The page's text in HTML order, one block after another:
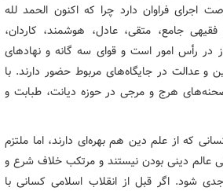
اجرای فراوان دارد چرا که اکنون الحمد لله
جامع، متقی، عادل، هوشمند، کاردان،
در رأس امور است و قوای سه گانه و نهادهای
و عدالت در جایگاه‌های مربوط حضور دارند. با
هرج و مرجی در حوزه دیانت، طبابت و
که از علم دین هم بهره‌ای دارند، اما ملتزم
عالم دینی بودن نیستند و مرتکب خلاف شرع و
شود. اگر قبل از انقلاب اسلامی کسانی با